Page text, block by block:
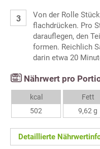
Von der Rolle
flachdrücken. Pro
darauflegen, den
formen. Reichlich
darin etwa 20
Nährwert pro
kcal
502
Fett
9,62 g
Detaillierte